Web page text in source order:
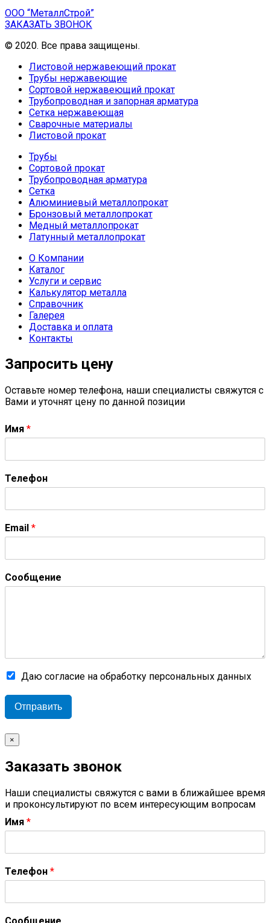
ООО “МеталлСтрой”
ЗАКАЗАТЬ ЗВОНОК
© 2020. Все права защищены.
Листовой нержавеющий прокат
Трубы нержавеющие
Сортовой нержавеющий прокат
Трубопроводная и запорная арматура
Сетка нержавеющая
Сварочные материалы
Листовой прокат
Трубы
Сортовой прокат
Трубопроводная арматура
Сетка
Алюминиевый металлопрокат
Бронзовый металлопрокат
Медный металлопрокат
Латунный металлопрокат
О Компании
Каталог
Услуги и сервис
Калькулятор металла
Справочник
Галерея
Доставка и оплата
Контакты
Запросить цену
Оставьте номер телефона, наши специалисты свяжутся с
Вами и уточнят цену по данной позиции
Имя *
Телефон
Email *
Сообщение
Даю согласие на обработку персональных данных
Отправить
×
Заказать звонок
Наши специалисты свяжутся с вами в ближайшее время
и проконсультируют по всем интересующим вопросам
Имя *
Телефон *